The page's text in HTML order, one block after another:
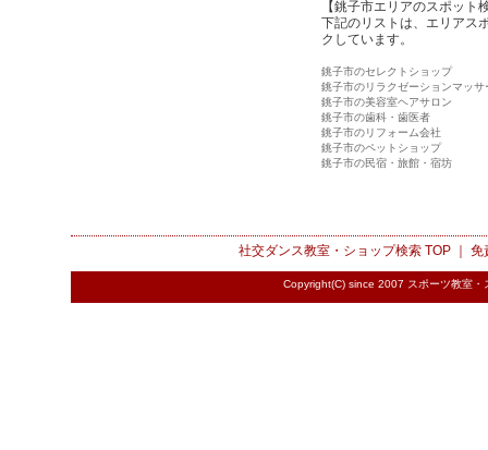
【銚子市エリアのスポット
下記のリストは、エリアス
クしています。
銚子市のセレクトショップ
銚子市のリラクゼーションマッサ
銚子市の美容室ヘアサロン
銚子市の歯科・歯医者
銚子市のリフォーム会社
銚子市のペットショップ
銚子市の民宿・旅館・宿坊
社交ダンス教室・ショップ検索TOP ｜ 免
Copyright(C) since 2007 スポーツ教室・